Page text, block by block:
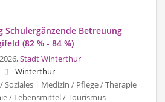
Schulergänzende Betreuung
(82 % - 84 %)
Stadt Winterthur
Winterthur
Soziales | Medizin / Pflege / Therapie
/ Lebensmittel / Tourismus